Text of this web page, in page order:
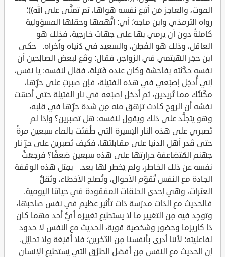
الموت، والعاجز مَن أتبع نفسه هواها، ثم تمنَّى على الله))؛
رواه الترمذي وابن ماجه؛ أي: اتَّهمها وحمَّلها المسؤولية
كاملةً دون أن يرمي بها على جهات خارجية، فذلك هو
العاقل، وذلك هو الفَطِن، والسعيد في دُنياه وأُخراه. حكى
ابن حجَر الهيتمي في الزواجر، فقال: وقَع لبعض الصالِحين أن
نفسه حدَّثته بفاحشة وكان عنده فَتيلة، فقال لنفسه: يا نفس،
إني أُدخِل إصبَعي في هذه الفتيلة، فإن صبرتِ على حرِّها،
مكَّنتُك مما تُريدين، ثم أدخل إصبَعه في نار الفتيلة حتى أحسَّت
نفسُه أن الروح كادت تزهق منه مِن شدة حرِّها في قلبه،
وهو يتجلَّد على ذلك ويقول لنفسه: هل تصبرين؟ وإذا لم
تَصبري على هذه النار اليَسيرة التي طُفئت بالماء سبعين مرةً
حتى قَدر أهل الدنيا على مقابلتها، فكيف تَصبرين على حرِّ نار
جهنم المُتضاعفة حرارتها على هذه سبعين ضعفًا؟ فرجعَتْ
نفسه عن ذلك الخاطر، ولم يَخطر لها بعد. بمِثل هذه الوقفة
الجادة مع النفس تُقوَّم الأحوال، وتُصلح الأخطاء، وتَقلُّ
العثرات، وهي إحدى الحلقات المفقودة في حياتنا اليومية.
فالحديث مع الذات مدرَسة ذات تأثير عظيم في نفس صاحبها،
وتوجِد فيه مِن التغيير ما لا يستطيع تغييرَه أيُّ أحد مهما كان
ذا كاريزما وحضور وشخصية قوية، الحديث مع النفس لا حدود
لفاعليته؛ لأننا أدرى بأنفسنا مِن الآخَرين؛ فلا أقنِعَة ولا تحايُل.
إن الحديث مع النفس مِن أفضل الطرُق التي يَستطيع الإنسان